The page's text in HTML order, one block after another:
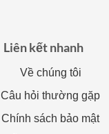
Liên kết nhanh
Về chúng tôi
Câu hỏi thường gặp
Chính sách bảo mật